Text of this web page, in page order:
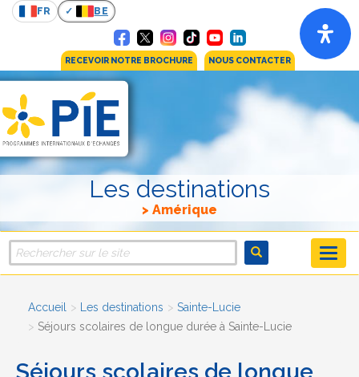
FR BE
RECEVOIR NOTRE BROCHURE NOUS CONTACTER
Les destinations
Amérique
Accueil Les destinations
Sainte-Lucie
Séjours scolaires de longue durée à Sainte-Lucie